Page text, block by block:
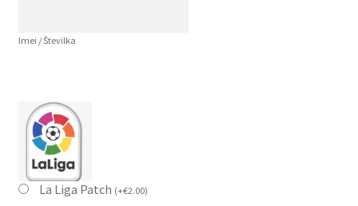
Imei / Številka
La Liga Patch (+€2.00)